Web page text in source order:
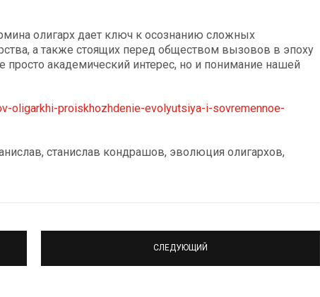
олигарх дает ключ к осознанию сложных
а также стоящих перед обществом вызовов в эпоху
просто академический интерес, но и понимание нашей
oligarkhi-proiskhozhdenie-evolyutsiya-i-sovremennoe-
станислав кондрашов, эволюция олигархов,
СЛЕДУЮЩИЙ